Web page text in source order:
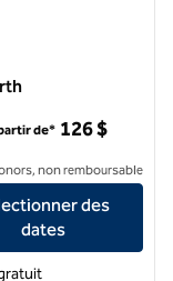
Hilton Las Vegas
de* 126 $
non remboursable
des
dates